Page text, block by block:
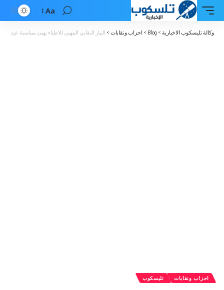
Font
Resizer
Aa
وكالة تليسكوب الاخبارية >
Blog
> احزاب ونقابات > التيار النقابي المهني للاطباء يهنئ بمناسبة عيد
احزاب ونقابات تليسكوب